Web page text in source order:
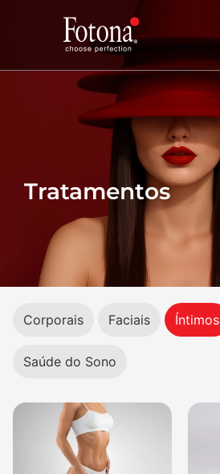
Tratamentos
Corporais Faciais Íntimos
Saúde do Sono